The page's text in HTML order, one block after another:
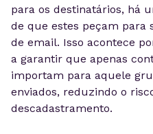
para os destinatários, há
de que estes peçam para
de email. Isso acontece
a garantir que apenas
importam para aquele
enviados, reduzindo o
descadastramento.